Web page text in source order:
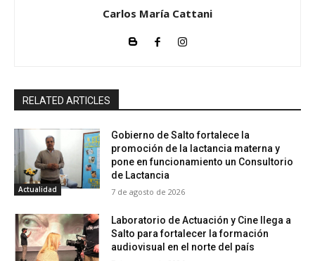
Carlos María Cattani
RELATED ARTICLES
Actualidad
Gobierno de Salto fortalece la
promoción de la lactancia materna y
pone en funcionamiento un Consultorio
de Lactancia
7 de agosto de 2026
Laboratorio de Actuación y Cine llega a
Salto para fortalecer la formación
audiovisual en el norte del país